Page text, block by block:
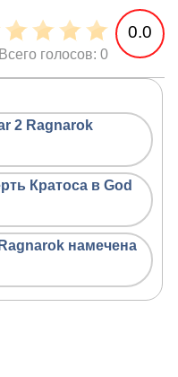
0.0
Всего голосов: 0
2 Ragnarok
Кратоса в God
намечена